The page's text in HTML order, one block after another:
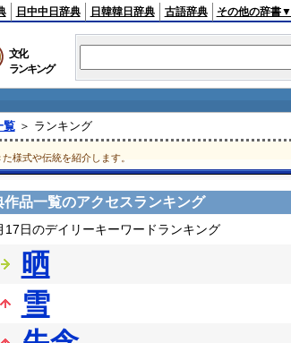
日中中日辞典 日韓韓日辞典 古語辞典 その他の辞書▼
文化
ランキング
覧＞ ランキング
様式や伝統を紹介します。
作品一覧のアクセスランキング
17日のデイリーキーワードランキング
晒
雪